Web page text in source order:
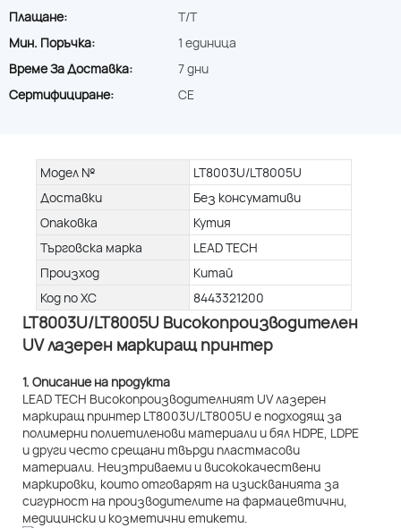
Плащане:
T/T
Мин. Поръчка:
1 единица
Време За Доставка:
7 дни
Сертифициране:
CE
Модел №
LT8003U/LT8005U
Доставки
Без консумативи
Опаковка
Кутия
Търговска марка
LEAD TECH
Произход
Китай
Код по ХС
8443321200
LT8003U/LT8005U Високопроизводителен
UV лазерен маркиращ принтер
1. Описание на продукта
LEAD TECH Високопроизводителният UV лазерен
маркиращ принтер LT8003U/LT8005U е подходящ за
полимерни полиетиленови материали и бял HDPE, LDPE
и други често срещани твърди пластмасови
материали. Неизтриваеми и висококачествени
маркировки, които отговарят на изискванията за
сигурност на производителите на фармацевтични,
медицински и козметични етикети.